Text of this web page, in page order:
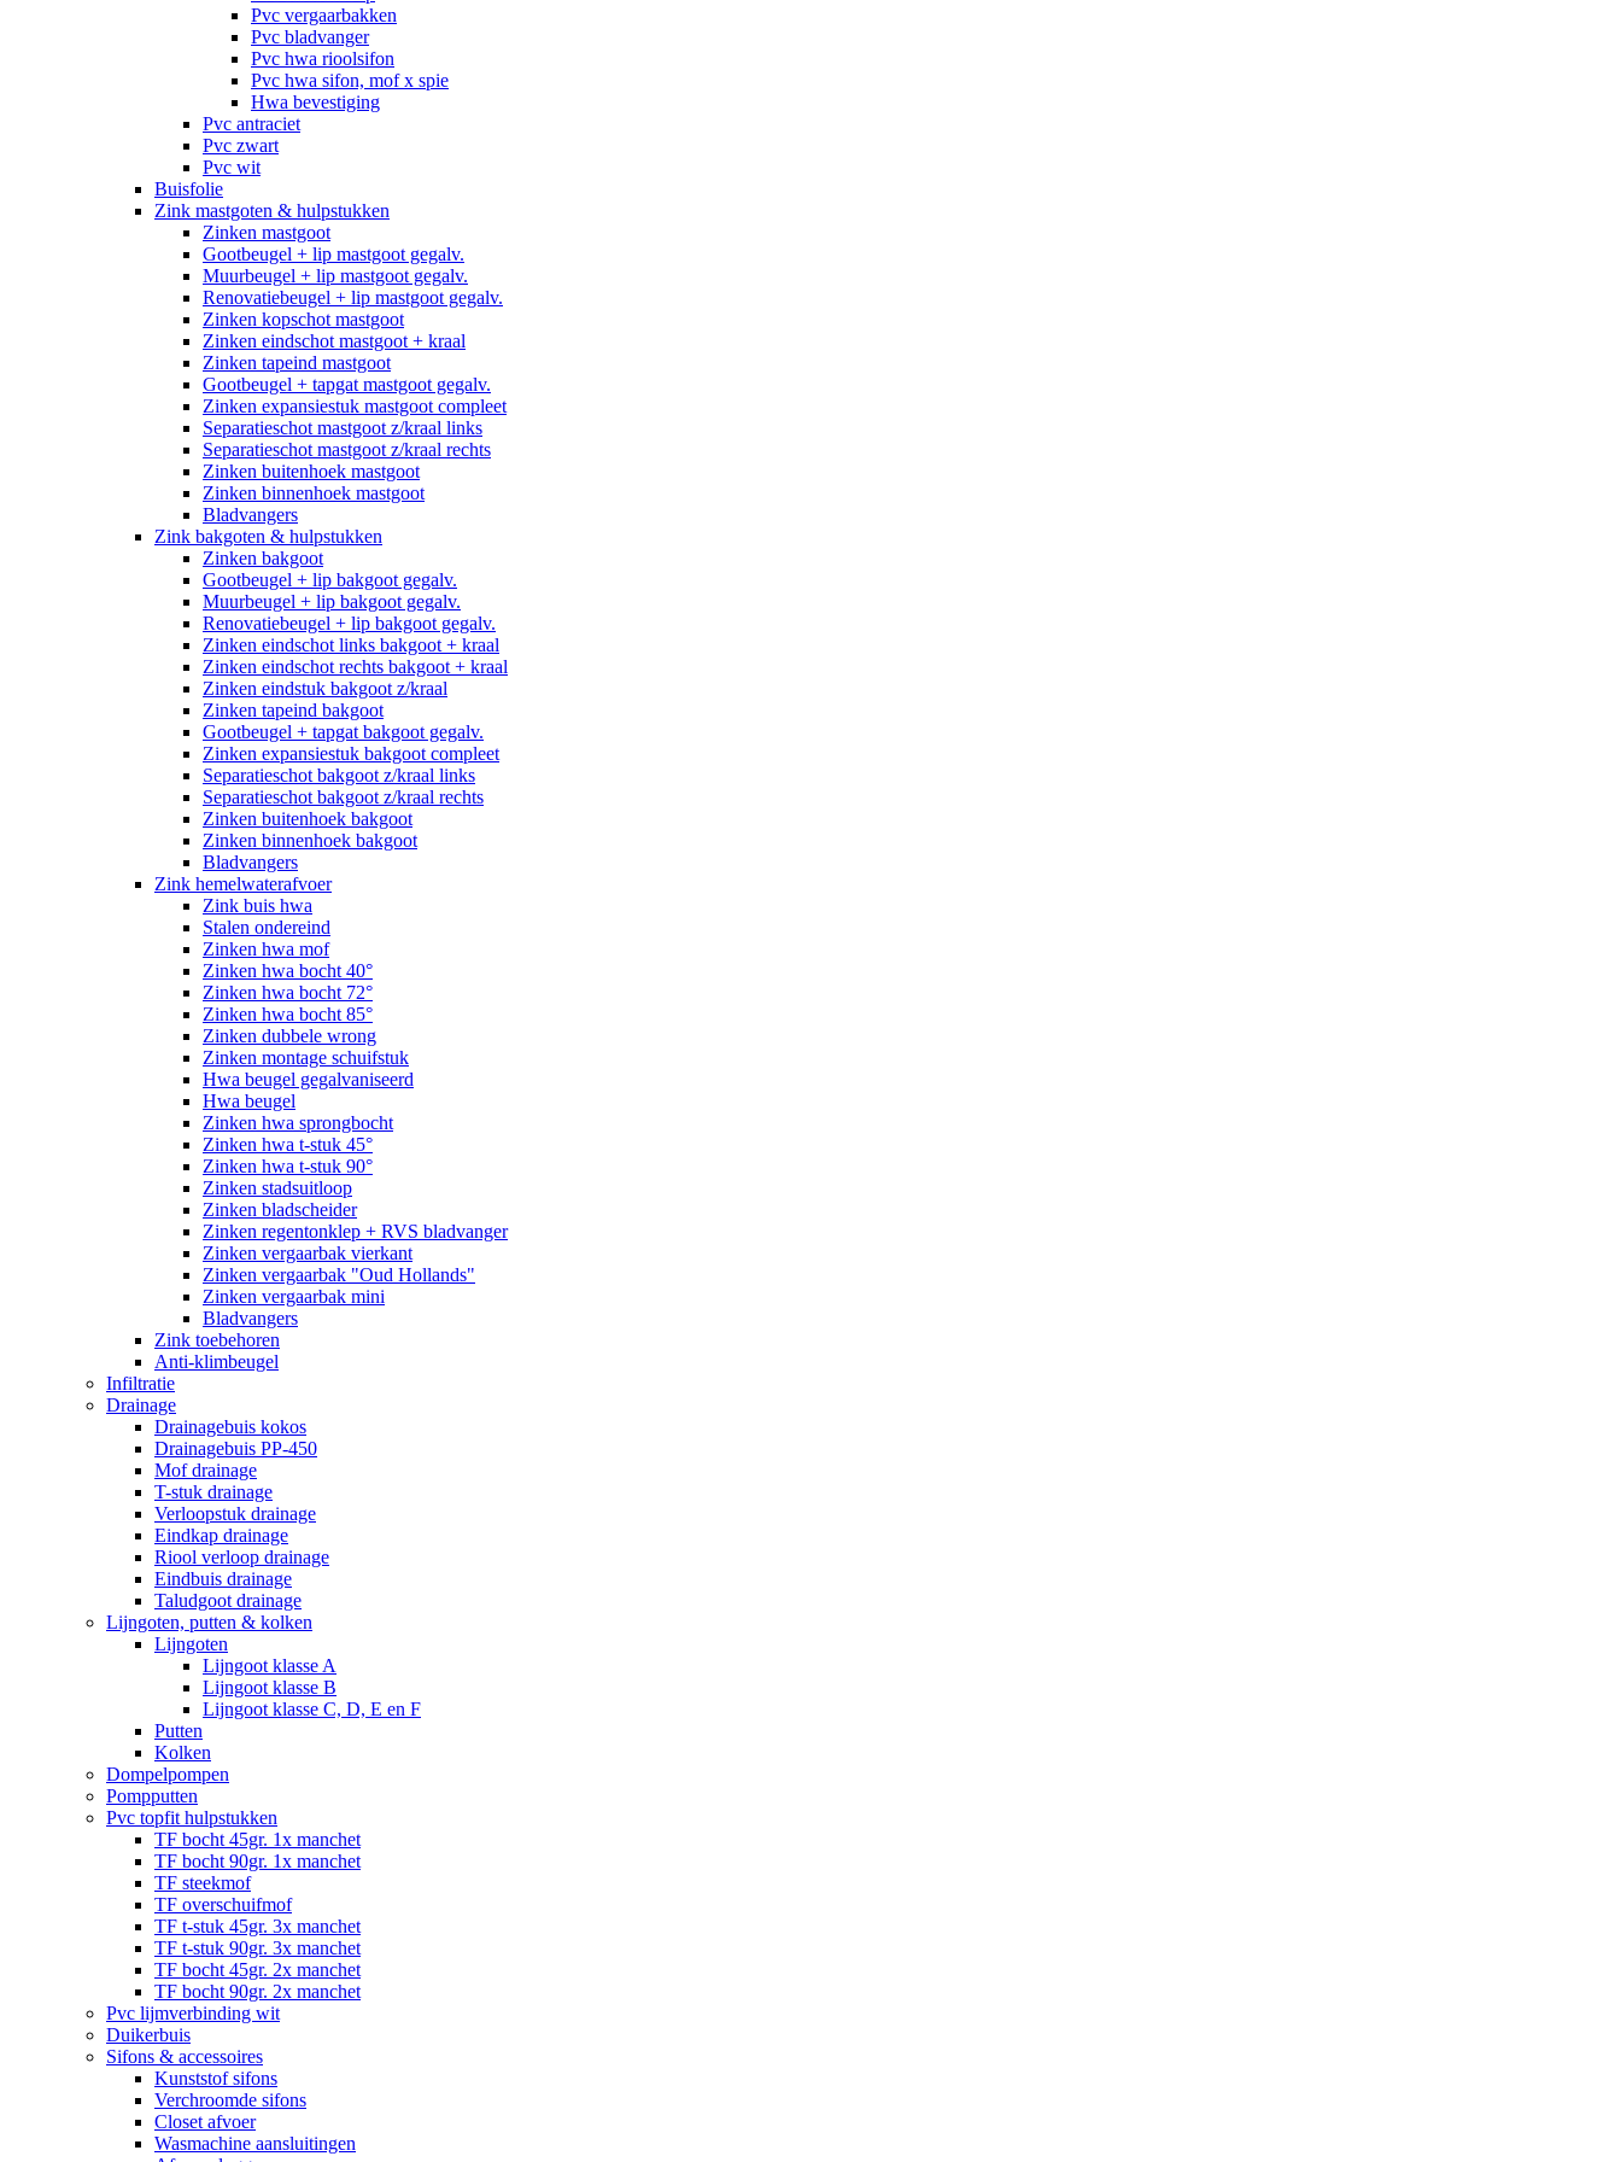
Pvc vergaarbakken
Pvc bladvanger
Pvc hwa rioolsifon
Pvc hwa sifon, mof x spie
Hwa bevestiging
Pvc antraciet
Pvc zwart
Pvc wit
Buisfolie
Zink mastgoten & hulpstukken
Zinken mastgoot
Gootbeugel + lip mastgoot gegalv.
Muurbeugel + lip mastgoot gegalv.
Renovatiebeugel + lip mastgoot gegalv.
Zinken kopschot mastgoot
Zinken eindschot mastgoot + kraal
Zinken tapeind mastgoot
Gootbeugel + tapgat mastgoot gegalv.
Zinken expansiestuk mastgoot compleet
Separatieschot mastgoot z/kraal links
Separatieschot mastgoot z/kraal rechts
Zinken buitenhoek mastgoot
Zinken binnenhoek mastgoot
Bladvangers
Zink bakgoten & hulpstukken
Zinken bakgoot
Gootbeugel + lip bakgoot gegalv.
Muurbeugel + lip bakgoot gegalv.
Renovatiebeugel + lip bakgoot gegalv.
Zinken eindschot links bakgoot + kraal
Zinken eindschot rechts bakgoot + kraal
Zinken eindstuk bakgoot z/kraal
Zinken tapeind bakgoot
Gootbeugel + tapgat bakgoot gegalv.
Zinken expansiestuk bakgoot compleet
Separatieschot bakgoot z/kraal links
Separatieschot bakgoot z/kraal rechts
Zinken buitenhoek bakgoot
Zinken binnenhoek bakgoot
Bladvangers
Zink hemelwaterafvoer
Zink buis hwa
Stalen ondereind
Zinken hwa mof
Zinken hwa bocht 40°
Zinken hwa bocht 72°
Zinken hwa bocht 85°
Zinken dubbele wrong
Zinken montage schuifstuk
Hwa beugel gegalvaniseerd
Hwa beugel
Zinken hwa sprongbocht
Zinken hwa t-stuk 45°
Zinken hwa t-stuk 90°
Zinken stadsuitloop
Zinken bladscheider
Zinken regentonklep + RVS bladvanger
Zinken vergaarbak vierkant
Zinken vergaarbak "Oud Hollands"
Zinken vergaarbak mini
Bladvangers
Zink toebehoren
Anti-klimbeugel
Infiltratie
Drainage
Drainagebuis kokos
Drainagebuis PP-450
Mof drainage
T-stuk drainage
Verloopstuk drainage
Eindkap drainage
Riool verloop drainage
Eindbuis drainage
Taludgoot drainage
Lijngoten, putten & kolken
Lijngoten
Lijngoot klasse A
Lijngoot klasse B
Lijngoot klasse C, D, E en F
Putten
Kolken
Dompelpompen
Pompputten
Pvc topfit hulpstukken
TF bocht 45gr. 1x manchet
TF bocht 90gr. 1x manchet
TF steekmof
TF overschuifmof
TF t-stuk 45gr. 3x manchet
TF t-stuk 90gr. 3x manchet
TF bocht 45gr. 2x manchet
TF bocht 90gr. 2x manchet
Pvc lijmverbinding wit
Duikerbuis
Sifons & accessoires
Kunststof sifons
Verchroomde sifons
Closet afvoer
Wasmachine aansluitingen